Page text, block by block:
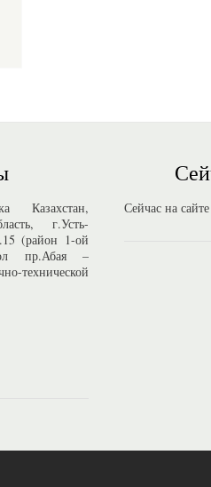
Казахстан,
г.Усть-
(район 1-ой
пр.Абая –
технической
Сейчас на